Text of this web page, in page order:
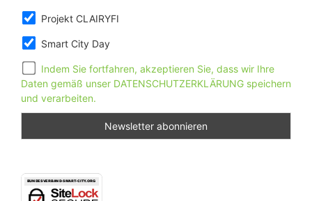
Projekt CLAIRYFI
Smart City Day
Indem Sie fortfahren, akzeptieren Sie, dass wir Ihre
Daten gemäß unser DATENSCHUTZERKLÄRUNG speichern
und verarbeiten.